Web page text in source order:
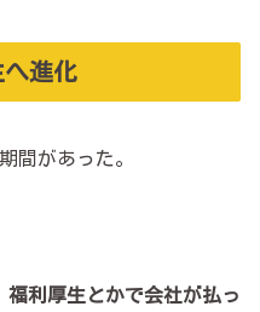
進化
間があった。
福利厚生とかで会社が払っ